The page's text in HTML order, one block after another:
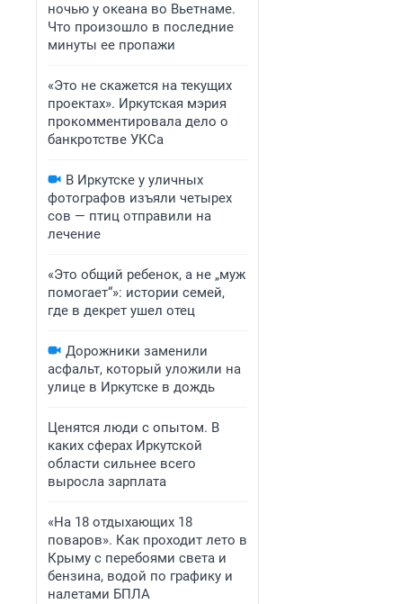
ночью у океана во Вьетнаме.
Что произошло в последние
минуты ее пропажи
«Это не скажется на текущих
проектах». Иркутская мэрия
прокомментировала дело о
банкротстве УКСа
В Иркутске у уличных
фотографов изъяли четырех
сов — птиц отправили на
лечение
«Это общий ребенок, а не „муж
помогает“»: истории семей,
где в декрет ушел отец
Дорожники заменили
асфальт, который уложили на
улице в Иркутске в дождь
Ценятся люди с опытом. В
каких сферах Иркутской
области сильнее всего
выросла зарплата
«На 18 отдыхающих 18
поваров». Как проходит лето в
Крыму с перебоями света и
бензина, водой по графику и
налетами БПЛА